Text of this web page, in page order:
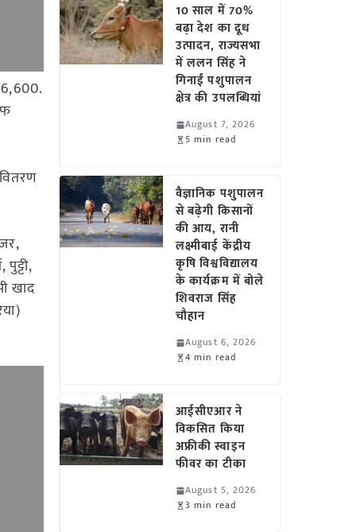
खाद
10 साल में 70%
बढ़ा देश का दूध
उत्पादन, राज्यसभा
में ललन सिंह ने
गिनाईं पशुपालन
क्षेत्र की उपलब्धियां
August 7, 2026
5 min read
वैज्ञानिक पशुपालन
से बढ़ेगी किसानों
की आय, रानी
लक्ष्मीबाई केंद्रीय
कृषि विश्वविद्यालय
के कार्यक्रम में बोले
शिवराज सिंह
चौहान
August 6, 2026
4 min read
आईसीएआर ने
विकसित किया
अफ्रीकी स्वाइन
फीवर का टीका
August 5, 2026
3 min read